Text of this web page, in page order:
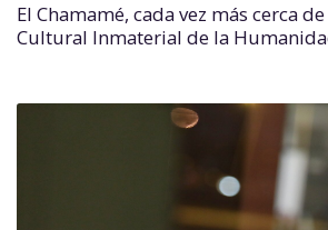
El Chamamé, cada vez más cerca
Cultural Inmaterial de la